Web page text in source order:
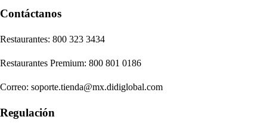
Contáctanos
Restaurantes: 800 323 3434
Restaurantes Premium: 800 801 0186
Correo: soporte.tienda@mx.didiglobal.com
Regulación